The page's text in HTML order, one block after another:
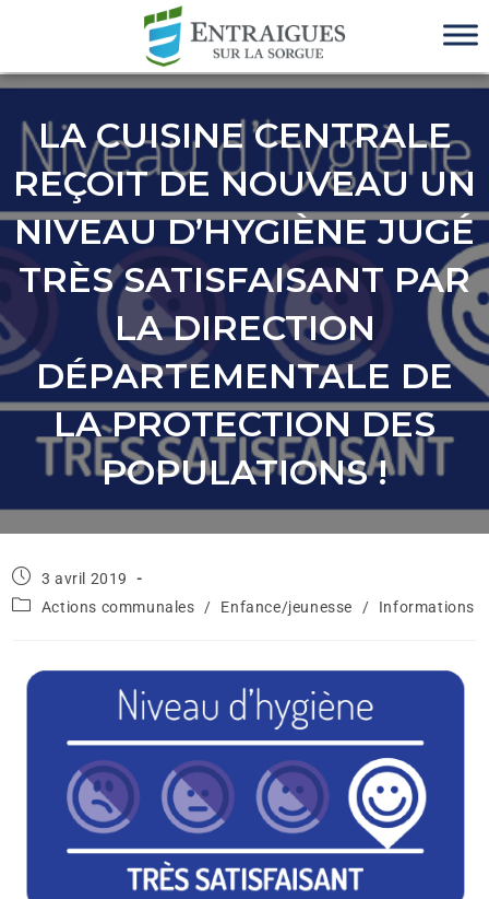
LA CUISINE CENTRALE
REÇOIT DE NOUVEAU UN
NIVEAU D’HYGIÈNE JUGÉ
TRÈS SATISFAISANT PAR
LA DIRECTION
DÉPARTEMENTALE DE
LA PROTECTION DES
POPULATIONS !
3 avril 2019
Actions communales
/ Enfance/jeunesse / Informations